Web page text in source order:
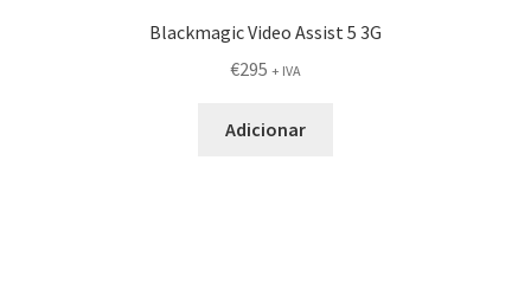
Blackmagic Video Assist 5 3G
€295 + IVA
Adicionar